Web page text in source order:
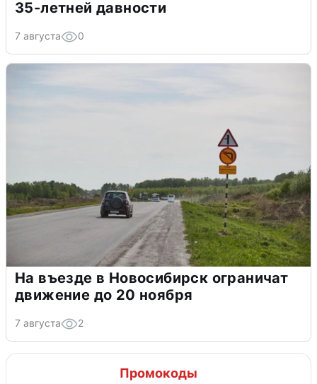
35-летней давности
7 августа 0
На въезде в Новосибирск ограничат
движение до 20 ноября
7 августа 2
Промокоды